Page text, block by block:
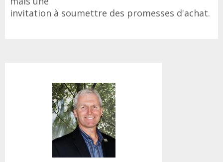
invitation à soumettre des promesses d'achat.